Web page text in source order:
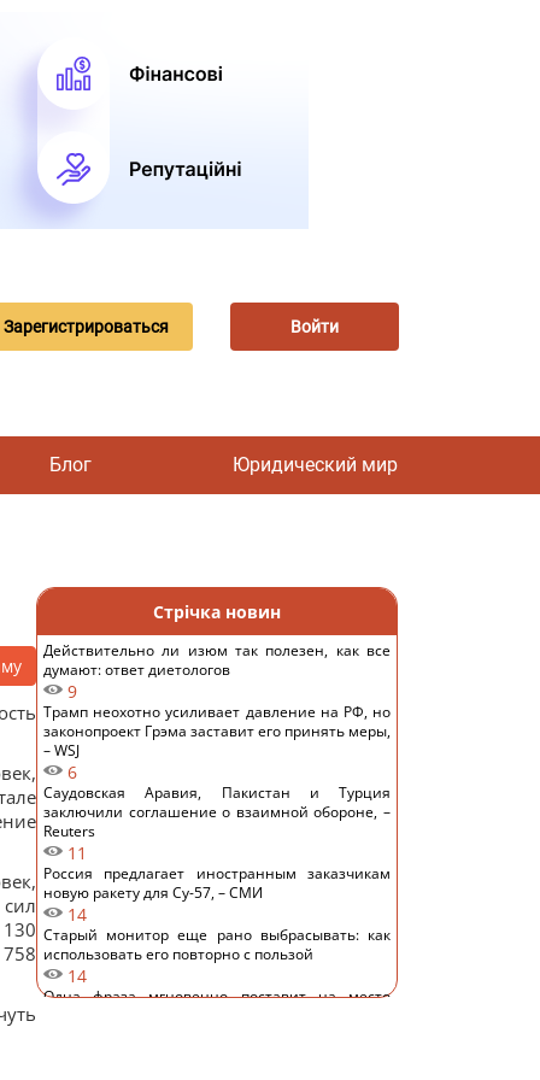
Зарегистрироваться Войти
Блог Юридический мир
Стрічка новин
Действительно ли изюм так полезен, как все
думают: ответ диетологов
9
Трамп неохотно усиливает давление на РФ, но
законопроект Грэма заставит его принять меры,
– WSJ
6
Саудовская Аравия, Пакистан и Турция
заключили соглашение о взаимной обороне, –
Reuters
11
Россия предлагает иностранным заказчикам
новую ракету для Су-57, – СМИ
14
Старый монитор еще рано выбрасывать: как
использовать его повторно с пользой
14
Одна фраза мгновенно поставит на место